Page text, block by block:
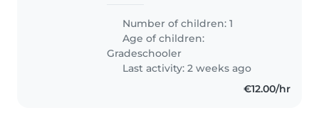
aiutarmi due tre volte a
settimana ...
Number of children: 1
Age of children:
Gradeschooler
Last activity: 2 weeks ago
€12.00/hr